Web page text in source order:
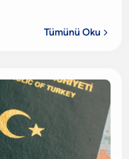
Tümünü Oku 